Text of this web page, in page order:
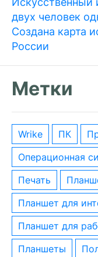
двух человек
Создана карта
России
Метки
wrike ПК
операционная
печать
планшет для
планшет для
планшеты